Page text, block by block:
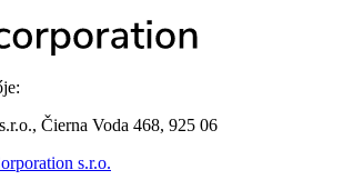
Čierna Voda 468, 925 06
s.r.o.